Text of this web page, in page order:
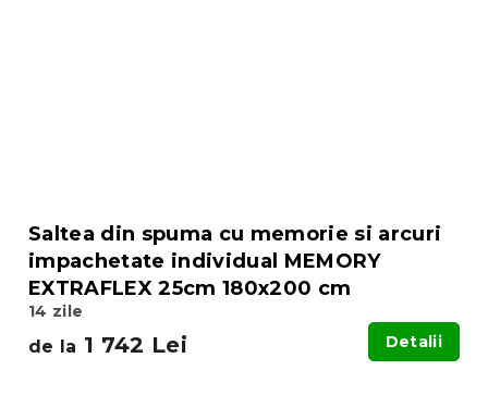
Saltea din spuma cu memorie si arcuri
impachetate individual MEMORY
EXTRAFLEX 25cm 180x200 cm
14 zile
de la 1 742 Lei Detalii